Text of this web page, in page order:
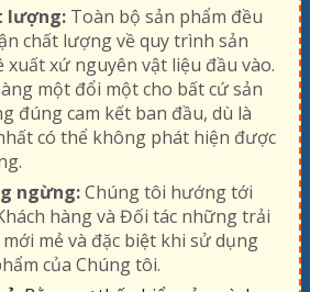
lượng: Toàn bộ sản phẩm đều
chất lượng về quy trình sản
xuất xứ nguyên vật liệu đầu vào.
một đổi một cho bất cứ sản
đúng cam kết ban đầu, dù là
có thể không phát hiện được
ngừng:Chúng tôi hướng tới
hàng và Đối tác những trải
mẻ và đặc biệt khi sử dụng
của Chúng tôi.